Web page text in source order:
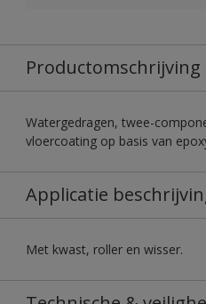
Productomschrijving
Watergedragen, twee-
vloercoating op basis van
Applicatie
Met kwast, roller en wisser.